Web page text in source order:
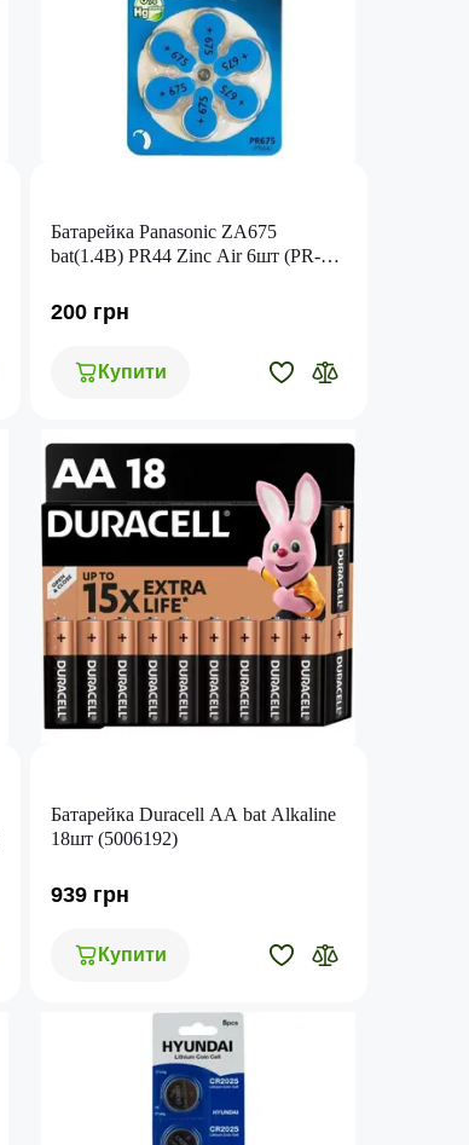
Батарейка Panasonic ZA675
bat(1.4B) PR44 Zinc Air 6шт (PR-
200 грн
Купити
Батарейка Duracell AA bat Alkaline
18шт (5006192)
939 грн
Купити